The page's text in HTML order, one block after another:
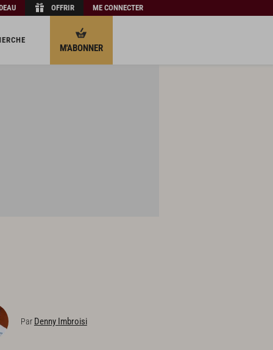
OFFRIR ME CONNECTER
M'ABONNER
Par Denny Imbroisi